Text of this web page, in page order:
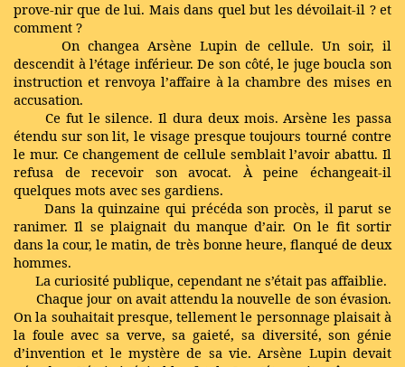
prove-nir que de lui. Mais dans quel but les dévoilait-il ? et
comment ?
On changea Arsène Lupin de cellule. Un soir, il
descendit à l’étage inférieur. De son côté, le juge boucla son
instruction et renvoya l’affaire à la chambre des mises en
accusation.
Ce fut le silence. Il dura deux mois. Arsène les passa
étendu sur son lit, le visage presque toujours tourné contre
le mur. Ce changement de cellule semblait l’avoir abattu. Il
refusa de recevoir son avocat. À peine échangeait-il
quelques mots avec ses gardiens.
Dans la quinzaine qui précéda son procès, il parut se
ranimer. Il se plaignait du manque d’air. On le fit sortir
dans la cour, le matin, de très bonne heure, flanqué de deux
hommes.
La curiosité publique, cependant ne s’était pas affaiblie.
Chaque jour on avait attendu la nouvelle de son évasion.
On la souhaitait presque, tellement le personnage plaisait à
la foule avec sa verve, sa gaieté, sa diversité, son génie
d’invention et le mystère de sa vie. Arsène Lupin devait